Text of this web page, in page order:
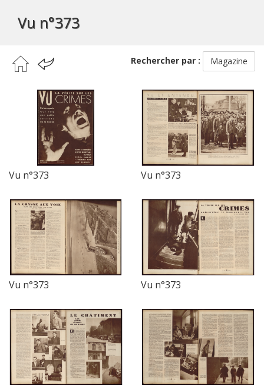
Vu n°373
Rechercher par : Magazine
Vu n°373 Vu n°373
Vu n°373 Vu n°373